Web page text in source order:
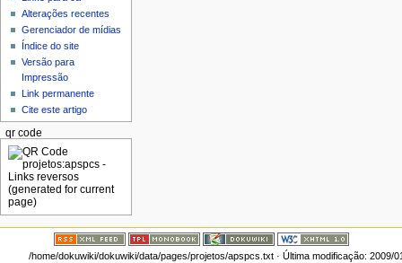
Alterações recentes
Gerenciador de mídias
Índice do site
Versão para
Impressão
Link permanente
Cite este artigo
qr code
/home/dokuwiki/dokuwiki/data/pages/projetos/apspcs.txt· Última modificação: 2009/